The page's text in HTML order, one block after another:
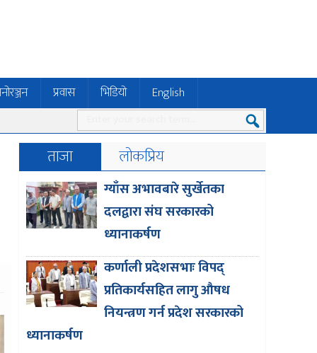
प्रवास भिडियो English
ताजा लोकप्रिय
ग्याँस अभावबारे सुर्खेतका
दलद्वारा संघ सरकारको
ध्यानाकर्षण
कर्णाली प्रदेशसभाः विपद्
प्रतिकार्यसहित लागु औषध
नियन्त्रण गर्न प्रदेश सरकारको
ध्यानाकर्षण